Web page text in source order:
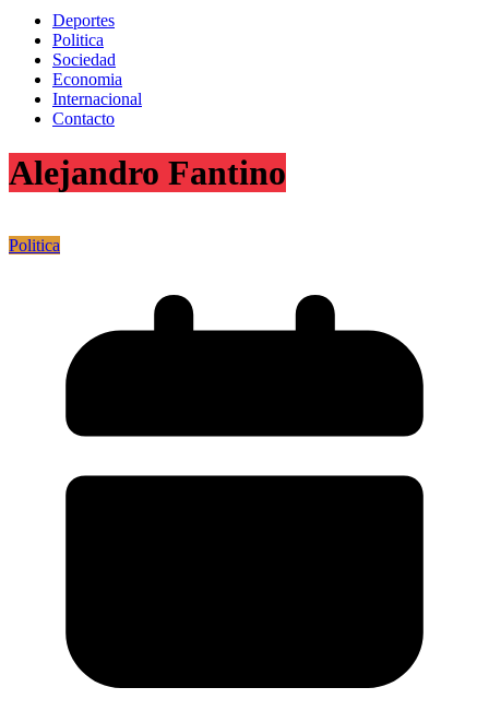
Deportes
Politica
Sociedad
Economia
Internacional
Contacto
Alejandro Fantino
Politica